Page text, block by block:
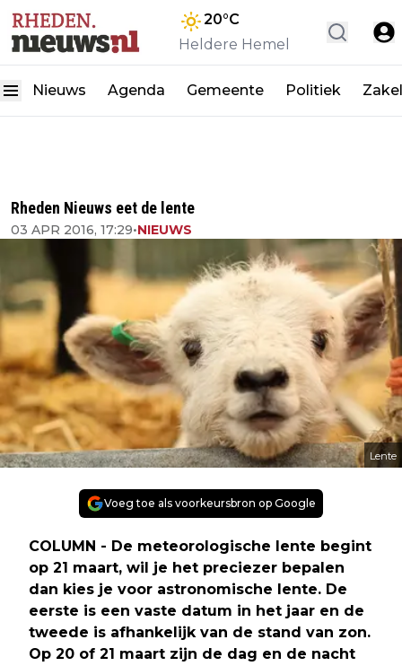
20°C
Heldere Hemel
Nieuws Agenda Gemeente Politiek
Rheden Nieuws eet de lente
03 APR 2016, 17:29•NIEUWS
Lente
Voeg toe als voorkeursbron op Google
COLUMN - De meteorologische lente begint
op 21 maart, wil je het preciezer bepalen
dan kies je voor astronomische lente. De
eerste is een vaste datum in het jaar en de
tweede is afhankelijk van de stand van zon.
Op 20 of 21 maart zijn de dag en de nacht